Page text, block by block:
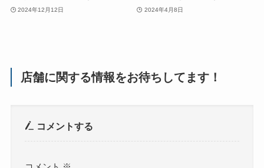
2024年12月12日 2024年4月8日
店舗に関する情報をお待ちしてます！
コメントする